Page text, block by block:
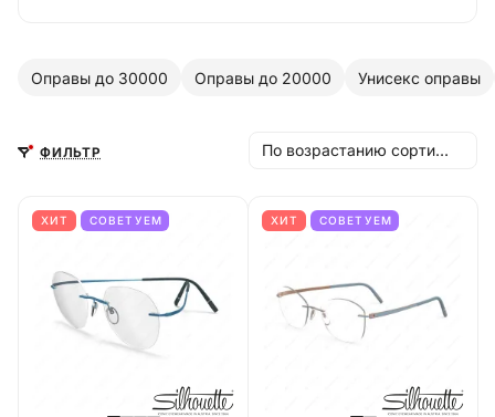
Оправы до 30000 Оправы до 20000 Унисекс оправы
ФИЛЬТР По возрастанию сортировки
ХИТ СОВЕТУЕМ ХИТ СОВЕТУЕМ